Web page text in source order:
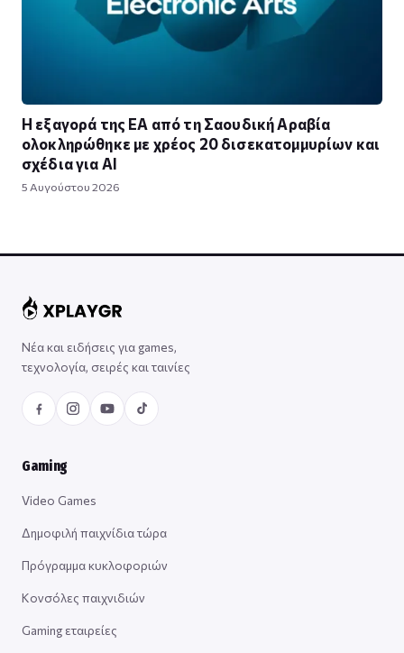
Η εξαγορά της EA από τη Σαουδική Αραβία
ολοκληρώθηκε με χρέος 20 δισεκατομμυρίων και
σχέδια για AI
5 Αυγούστου 2026
Νέα και ειδήσεις για games,
τεχνολογία, σειρές και ταινίες
Gaming
Video Games
Δημοφιλή παιχνίδια τώρα
Πρόγραμμα κυκλοφοριών
Κονσόλες παιχνιδιών
Gaming εταιρείες